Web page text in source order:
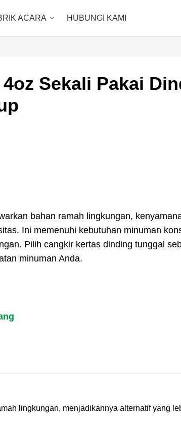
ACARA HUBUNGI KAMI
Sekali Pakai
bahan ramah lingkungan,
Ini memenuhi kebutuhan minuman
Pilih cangkir kertas dinding tunggal
minuman Anda.
lingkungan, menjadikannya alternatif yang